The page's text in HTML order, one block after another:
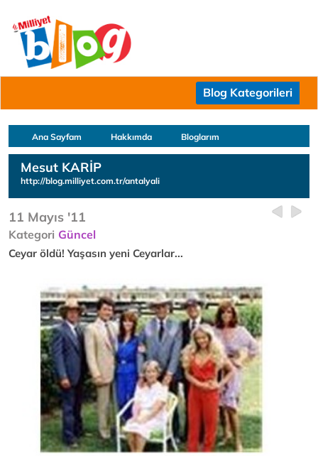
Blog Kategorileri
Ana Sayfam Hakkımda Bloglarım
Mesut KARİP
http://blog.milliyet.com.tr/antalyali
11 Mayıs '11
Kategori Güncel
Ceyar öldü! Yaşasın yeni Ceyarlar...